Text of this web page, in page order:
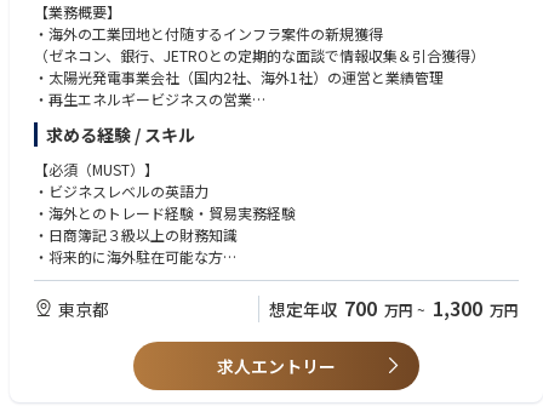
【業務概要】
・海外の工業団地と付随するインフラ案件の新規獲得
（ゼネコン、銀行、JETROとの定期的な面談で情報収集＆引合獲得）
・太陽光発電事業会社（国内2社、海外1社）の運営と業績管理
・再生エネルギービジネスの営業
・新規インフラ事業の企画立案
・出資している海外工業団地の業績・運営管理
求める経験 / スキル
【必須（MUST）】
・ビジネスレベルの英語力
・海外とのトレード経験・貿易実務経験
・日商簿記３級以上の財務知識
・将来的に海外駐在可能な方
・PCスキル
東京都 想定年収 700 万円 ~ 1,300 万円
求人エントリー